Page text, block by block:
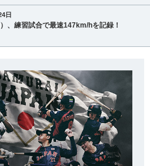
日
、練習試合で最速147km/hを記録！